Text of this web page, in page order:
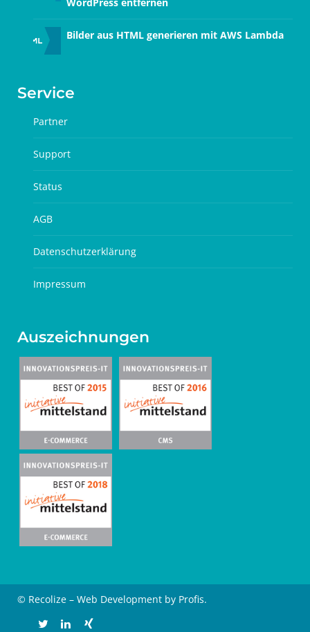
Bilder aus HTML generieren mit AWS Lambda
Service
Partner
Support
Status
AGB
Datenschutzerklärung
Impressum
Auszeichnungen
© Recolize – Web Development by Profis.